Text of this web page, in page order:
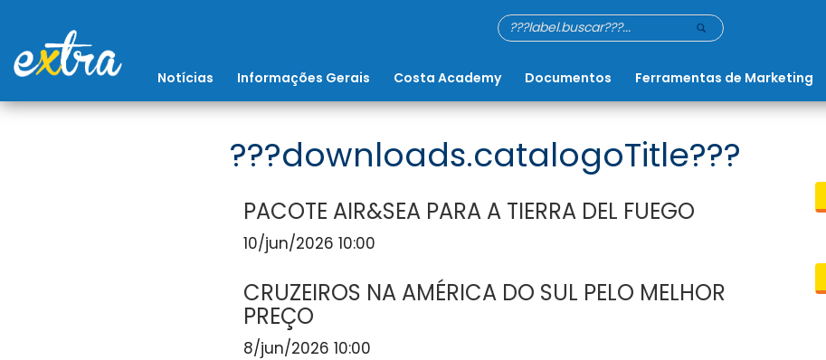
Notícias Informações Gerais Costa Academy Documentos Ferramentas de Marketing
???downloads.catalogoTitle???
PACOTE AIR&SEA PARA A TIERRA DEL FUEGO
10/jun/2026 10:00
CRUZEIROS NA AMÉRICA DO SUL PELO MELHOR
PREÇO
8/jun/2026 10:00